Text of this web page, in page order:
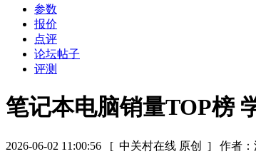
参数
报价
点评
论坛帖子
评测
笔记本电脑销量TOP榜
2026-06-02 11:00:56 [ 中关村在线 原创 ] 作者